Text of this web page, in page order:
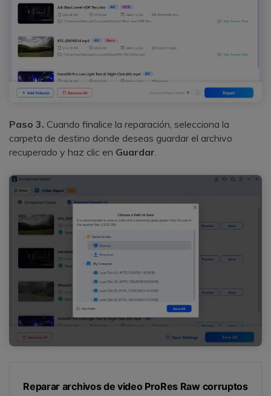
Paso 3. Cuando finalice la reparación, selecciona la
carpeta de destino donde deseas guardar el archivo
recuperado y haz clic en Guardar.
Reparar archivos de video ProRes Raw corruptos